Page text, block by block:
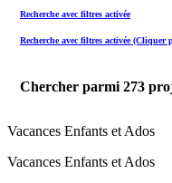
Recherche avec filtres activée
Recherche avec filtres activée (Cliquer
Chercher parmi 273
Vacances Enfants et Ados
Vacances Enfants et Ados